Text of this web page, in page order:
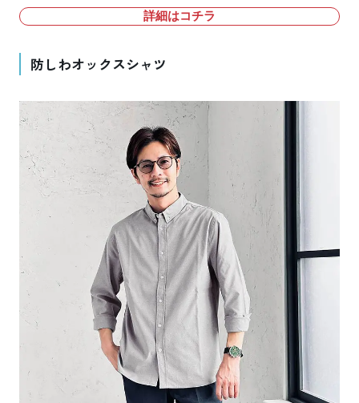
詳細はコチラ
防しわオックスシャツ